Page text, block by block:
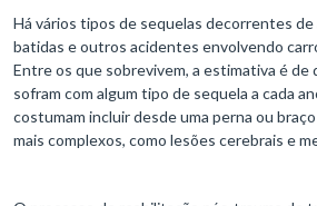
Há vários tipos de sequelas decorrentes
batidas e outros acidentes envolvendo
Entre os que sobrevivem, a estimativa é de
sofram com algum tipo de sequela a cada
costumam incluir desde uma perna ou
mais complexos, como lesões cerebrais e